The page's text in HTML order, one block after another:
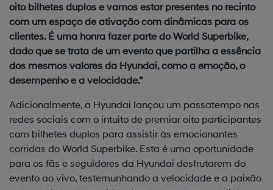
oito bilhetes duplos e vamos estar presentes no recinto
com um espaço de ativação com dinâmicas para os
clientes. É uma honra fazer parte do World Superbike,
dado que se trata de um evento que partilha a essência
dos mesmos valores da Hyundai, como a emoção, o
desempenho e a velocidade.”
Adicionalmente, a Hyundai lançou um passatempo nas
redes sociais com o intuito de premiar oito participantes
com bilhetes duplos para assistir às emocionantes
corridas do World Superbike. Esta é uma oportunidade
para os fãs e seguidores da Hyundai desfrutarem do
evento ao vivo, testemunhando a velocidade e a paixão